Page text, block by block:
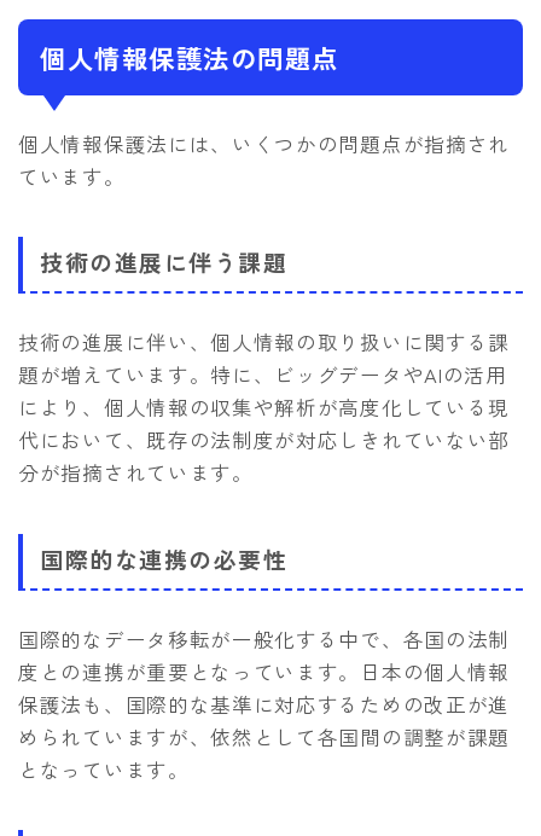
個人情報保護法の問題点
個人情報保護法には、いくつかの問題点が指摘され
ています。
技術の進展に伴う課題
技術の進展に伴い、個人情報の取り扱いに関する課
題が増えています。特に、ビッグデータやAIの活用
により、個人情報の収集や解析が高度化している現
代において、既存の法制度が対応しきれていない部
分が指摘されています。
国際的な連携の必要性
国際的なデータ移転が一般化する中で、各国の法制
度との連携が重要となっています。日本の個人情報
保護法も、国際的な基準に対応するための改正が進
められていますが、依然として各国間の調整が課題
となっています。